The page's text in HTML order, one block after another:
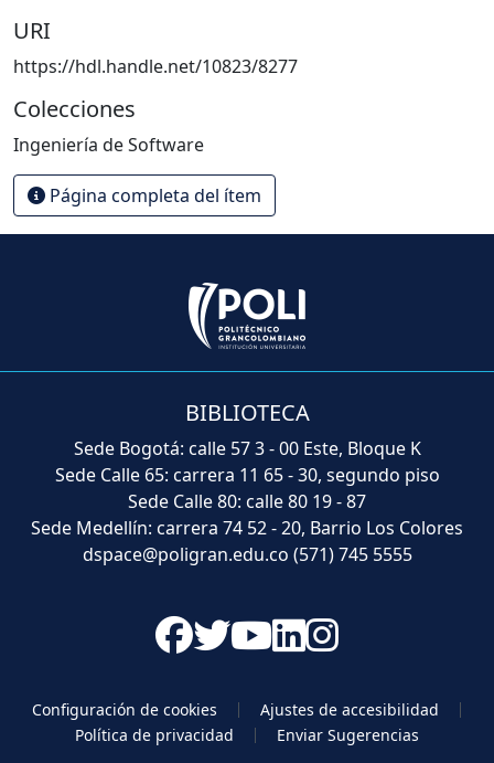
URI
https://hdl.handle.net/10823/8277
Colecciones
Ingeniería de Software
Página completa del ítem
BIBLIOTECA
Sede Bogotá: calle 57 3 - 00 Este, Bloque K
Sede Calle 65: carrera 11 65 - 30, segundo piso
Sede Calle 80: calle 80 19 - 87
Sede Medellín: carrera 74 52 - 20, Barrio Los Colores
dspace@poligran.edu.co (571) 745 5555
Configuración de cookies
Ajustes de accesibilidad
Política de privacidad
Enviar Sugerencias